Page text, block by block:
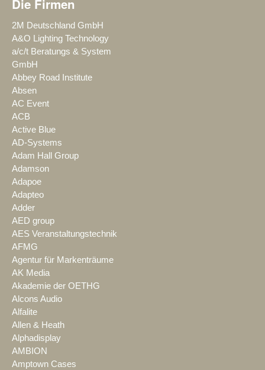
Die Firmen
2M Deutschland GmbH
A&O Lighting Technology
a/c/t Beratungs & System
GmbH
Abbey Road Institute
Absen
AC Event
ACB
Active Blue
AD-Systems
Adam Hall Group
Adamson
Adapoe
Adapteo
Adder
AED group
AES Veranstaltungstechnik
AFMG
Agentur für Markenträume
AK Media
Akademie der OETHG
Alcons Audio
Alfalite
Allen & Heath
Alphadisplay
AMBION
Amptown Cases